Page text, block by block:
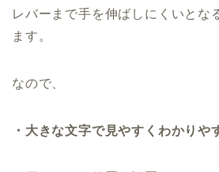
レバーまで手を伸ばしにくいとな
ます。
なので、
・大きな文字で見やすくわかりや